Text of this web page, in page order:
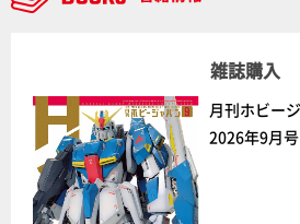
雑誌購入
月刊ホビー
2026年9月号